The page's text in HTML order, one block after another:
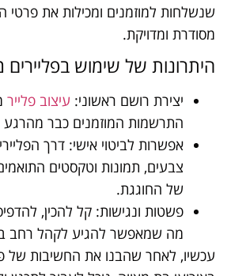
שנשלחות למוזמנים ומכילות את פרטי
מסודרת ומדויקת.
היתרונות של שימוש בפליירים
יצירת רושם ראשוני: עיצוב פלייר
התרשמות המוזמנים כבר מהרגע
אפשרות לביטוי אישי: דרך
צבעים, תמונות וטקסטים
של החוגגת.
פשטות ונגישות: קל להכין,
מה שמאפשר להגיע לקהל רחב
עכשיו, לאחר שהבנו את החשיבות של